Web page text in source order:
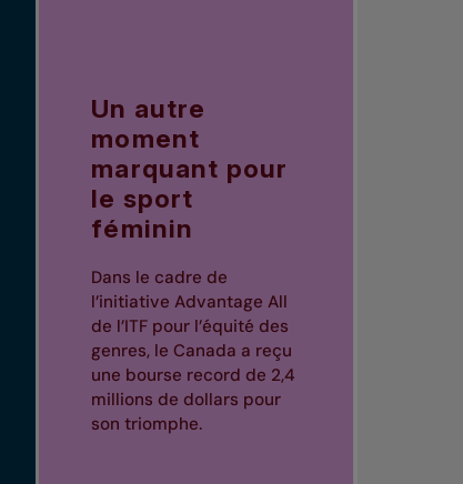
Un autre
moment
marquant pour
le sport
féminin
Dans le cadre de
l’initiativeAdvantage All
de l’ITF pour l’équité des
genres, le Canada a reçu
une bourse record de 2,4
millions de dollars pour
son triomphe.